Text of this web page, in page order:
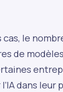
cas, le
de
dans leur